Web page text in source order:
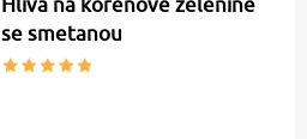
Hlíva na kořenové zelenině
se smetanou